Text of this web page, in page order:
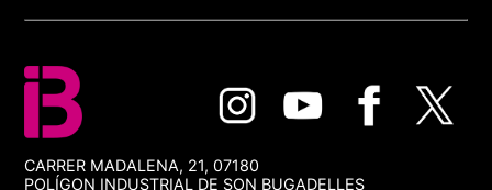
CARRER MADALENA, 21, 07180
POLÍGON INDUSTRIAL DE SON BUGADELLES